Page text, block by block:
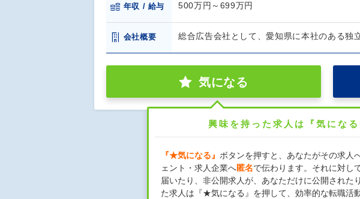
年収 / 給与 500万円～699万円
会社概要 総合広告会社として、愛知県に本社のある独
気になる
興味を持った求人は『気になる
『★気になる』 ボタンを押すと、あなたがその求人
ェント・求人企業へ匿名で伝わります。それに対し
届いたり、非公開求人が、あなただけに公開された
た求人は『★気になる』を押して、効率的な転職活